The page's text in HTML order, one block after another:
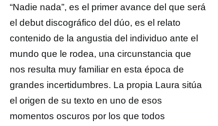
“Nadie nada”, es el primer avance del que será
el debut discográfico del dúo, es el relato
contenido de la angustia del individuo ante el
mundo que le rodea, una circunstancia que
nos resulta muy familiar en esta época de
grandes incertidumbres. La propia Laura sitúa
el origen de su texto en uno de esos
momentos oscuros por los que todos